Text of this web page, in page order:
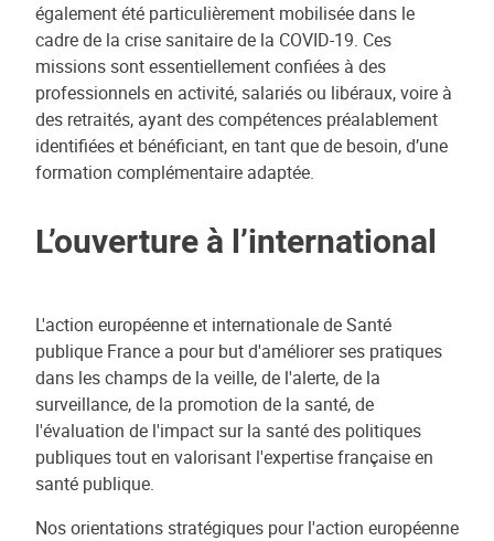
également été particulièrement mobilisée dans le
cadre de la crise sanitaire de la COVID-19. Ces
missions sont essentiellement confiées à des
professionnels en activité, salariés ou libéraux, voire à
des retraités, ayant des compétences préalablement
identifiées et bénéficiant, en tant que de besoin, d’une
formation complémentaire adaptée.
L’ouverture à l’international
L'action européenne et internationale de Santé
publique France a pour but d'améliorer ses pratiques
dans les champs de la veille, de l'alerte, de la
surveillance, de la promotion de la santé, de
l'évaluation de l'impact sur la santé des politiques
publiques tout en valorisant l'expertise française en
santé publique.
Nos orientations stratégiques pour l'action européenne